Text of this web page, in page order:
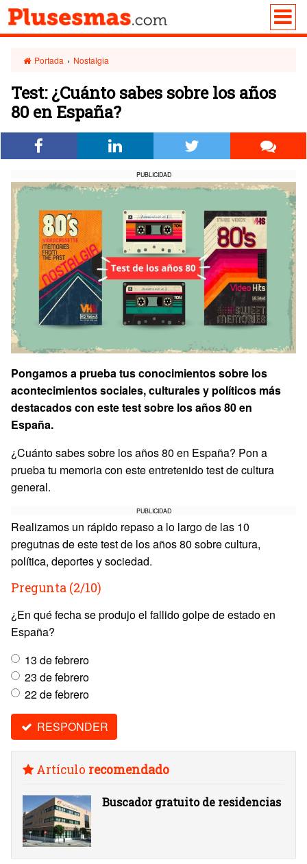
Portada › Nostalgia
Test: ¿Cuánto sabes sobre los años
80 en España?
PUBLICIDAD
Pongamos a prueba tus conocimientos sobre los
acontecimientos sociales, culturales y políticos más
destacados con este test sobre los años 80 en
España.
¿Cuánto sabes sobre los años 80 en España? Pon a
prueba tu memoria con este entretenido test de cultura
general.
PUBLICIDAD
Realizamos un rápido repaso a lo largo de las 10
pregutnas de este test de los años 80 sobre cultura,
política, deportes y sociedad.
Pregunta (2/10)
¿En qué fecha se produjo el fallido golpe de estado en
España?
13 de febrero
23 de febrero
22 de febrero
RESPONDER
Artículo recomendado
Buscador gratuito de residencias